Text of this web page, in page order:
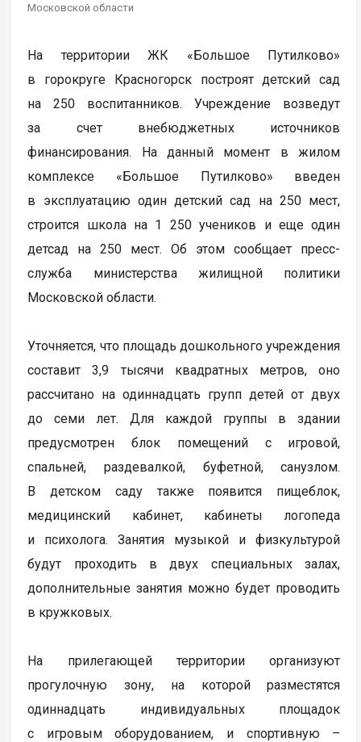
Московской области
На территории ЖК «Большое Путилково»
в горокруге Красногорск построят детский сад
на 250 воспитанников. Учреждение возведут
за счет внебюджетных источников
финансирования. На данный момент в жилом
комплексе «Большое Путилково» введен
в эксплуатацию один детский сад на 250 мест,
строится школа на 1 250 учеников и еще один
детсад на 250 мест. Об этом сообщает пресс-
служба министерства жилищной политики
Московской области.
Уточняется, что площадь дошкольного учреждения
составит 3,9 тысячи квадратных метров, оно
рассчитано на одиннадцать групп детей от двух
до семи лет. Для каждой группы в здании
предусмотрен блок помещений с игровой,
спальней, раздевалкой, буфетной, санузлом.
В детском саду также появится пищеблок,
медицинский кабинет, кабинеты логопеда
и психолога. Занятия музыкой и физкультурой
будут проходить в двух специальных залах,
дополнительные занятия можно будет проводить
в кружковых.
На прилегающей территории организуют
прогулочную зону, на которой разместятся
одиннадцать индивидуальных площадок
с игровым оборудованием, и спортивную –